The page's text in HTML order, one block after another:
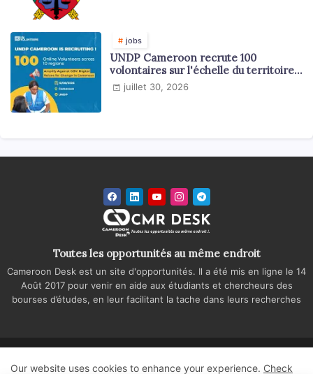
jobs
UNDP Cameroon recrute 100
volontaires sur l'échelle du territoire
national
juillet 30, 2026
Toutes les opportunités au même endroit
Cameroon Desk est un site d'opportunités. Il a été mis en ligne le 14
Août 2017 pour venir en aide aux étudiants et chercheurs des
bourses d’études, en leur facilitant la tache dans leurs recherches
Our website uses cookies to enhance your experience. Check